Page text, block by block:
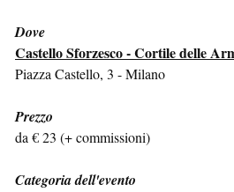
Dove
Castello Sforzesco - Cortile delle
Piazza Castello, 3 - Milano
Prezzo
da € 23 (+ commissioni)
Categoria dell'evento